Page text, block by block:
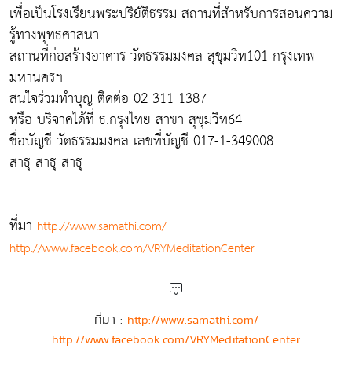
เพื่อเป็นโรงเรียนพระปริยัติธรรม สถานที่สำหรับการสอนความ
รู้ทางพุทธศาสนา
สถานที่ก่อสร้างอาคาร วัดธรรมมงคล สุขุมวิท101 กรุงเทพ
มหานครฯ
สนใจร่วมทำบุญ ติดต่อ 02 311 1387
หรือ บริจาคได้ที่ ธ.กรุงไทย สาขา สุขุมวิท64
ชื่อบัญชี วัดธรรมมงคล เลขที่บัญชี 017-1-349008
สาธุ สาธุ สาธุ
ที่มา http://www.samathi.com/
http://www.facebook.com/VRYMeditationCenter
ที่มา : http://www.samathi.com/
http://www.facebook.com/VRYMeditationCenter